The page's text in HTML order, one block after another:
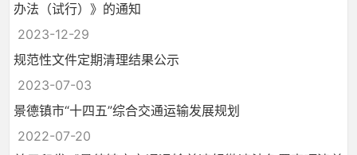
办法（试行）》的通知
2023-12-29
规范性文件定期清理结果公示
2023-07-03
景德镇市“十四五”综合交通运输发展规划
2022-07-20